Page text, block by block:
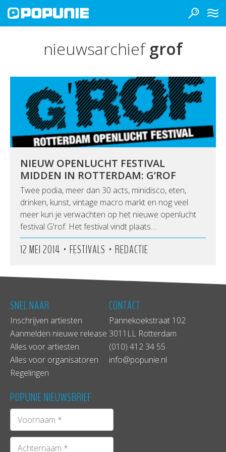
nieuwsarchiefgrof
NIEUW OPENLUCHT FESTIVAL
MIDDEN IN ROTTERDAM: G’ROF
Twee podia, meer dan 30 acts, minidisco, eten,
drinken, kunst, vintage macro markt en nog veel
meer kun je verwachten op het nieuwe openlucht
festival G'rof. Het festival vindt plaats…
12 MEI 2014 • FESTIVALS • REDACTIE
SNEL NAAR
Inschrijven artiesten
Aanmelden nieuwe release
Alles voor artiesten
Alles voor organisatoren
Regelingen
CONTACT
Pannekoekstraat 102
3011LL Rotterdam
(010) 412 34 55
info@popunie.nl
POPUNIE NIEUWSBRIEF